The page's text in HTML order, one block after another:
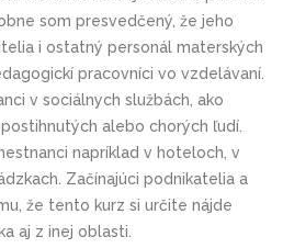
som presvedčený, že jeho
i ostatný personál materských
pracovníci vo vzdelávaní.
v sociálnych službách, ako
alebo chorých ľudí.
napríklad v hoteloch, v
Začínajúci podnikatelia a
že tento kurz si určite nájde
aj z inej oblasti.